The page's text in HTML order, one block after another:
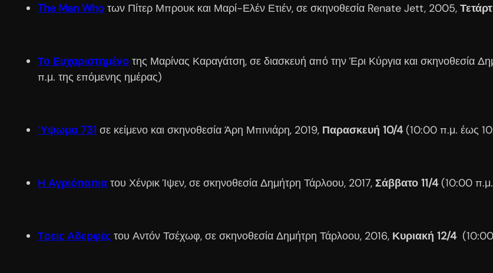
The Man Who των Πίτερ Μπρουκ και Μαρί-Ελέν Ετιέν, σε σκηνοθεσία Renate Jett, 2005,
Το Ευχαριστημένο της Μαρίνας Καραγάτση, σε διασκευή από την Έρι Κύργια και σκηνοθεσία
π.μ. της επόμενης ημέρας)
Ύψωμα 731 σε κείμενο και σκηνοθεσία Άρη Μπινιάρη, 2019, Παρασκευή 10/4(10:00 π.μ. έως
Η Αγριόπαπια του Χένρικ Ίψεν, σε σκηνοθεσία Δημήτρη Τάρλοου, 2017, Σάββατο 11/4(10:00
Τρεις Αδερφές του Αντόν Τσέχωφ, σε σκηνοθεσία Δημήτρη Τάρλοου, 2016, Κυριακή 12/4